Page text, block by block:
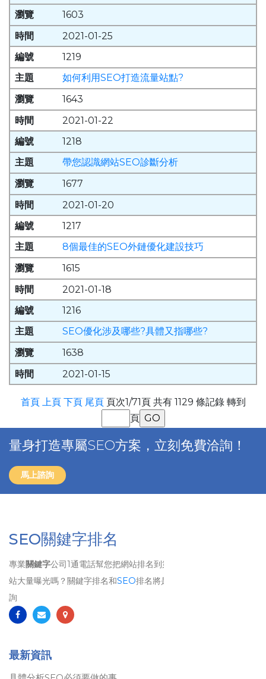
1603
2021-01-25
1219
如何利用SEO打造流量站點?
1643
2021-01-22
1218
帶您認識網站SEO診斷分析
1677
2021-01-20
1217
8個最佳的SEO外鏈優化建設技巧
1615
2021-01-18
1216
SEO優化涉及哪些?具體又指哪些?
1638
2021-01-15
首頁 上頁 下頁 尾頁頁次1/71頁 共有 1129 條記錄 轉到
頁
量身打造專屬SEO方案，立刻免費洽詢！
馬上諮詢
SEO關鍵字排名
專業關鍵字公司1通電話幫您把網站排名到第1頁、 想要讓自己的網
站大量曝光嗎？關鍵字排名和SEO排名將是您最佳的選擇！歡迎洽
詢
最新資訊